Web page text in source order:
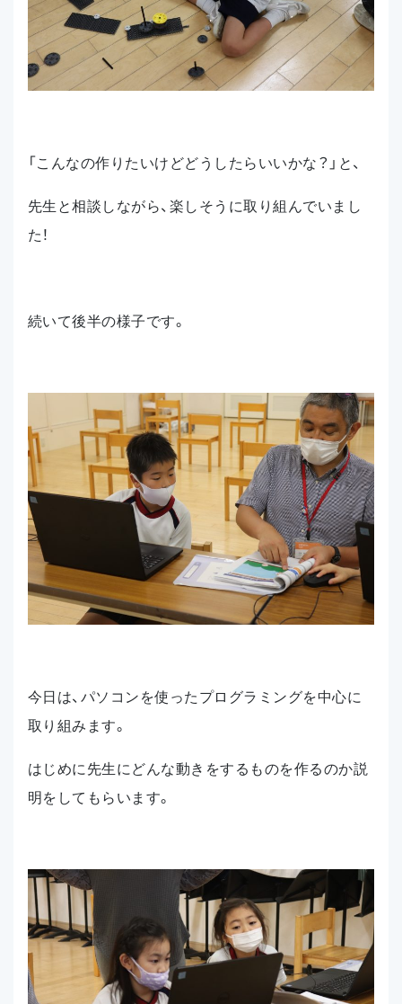
「こんなの作りたいけどどうしたらいいかな？」と、
先生と相談しながら、楽しそうに取り組んでいまし
た！
続いて後半の様子です。
今日は、パソコンを使ったプログラミングを中心に
取り組みます。
はじめに先生にどんな動きをするものを作るのか説
明をしてもらいます。